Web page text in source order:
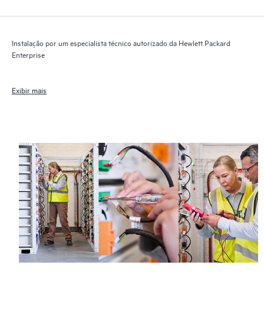
Instalação por um especialista técnico autorizado da Hewlett Packard
Enterprise
Exibir mais